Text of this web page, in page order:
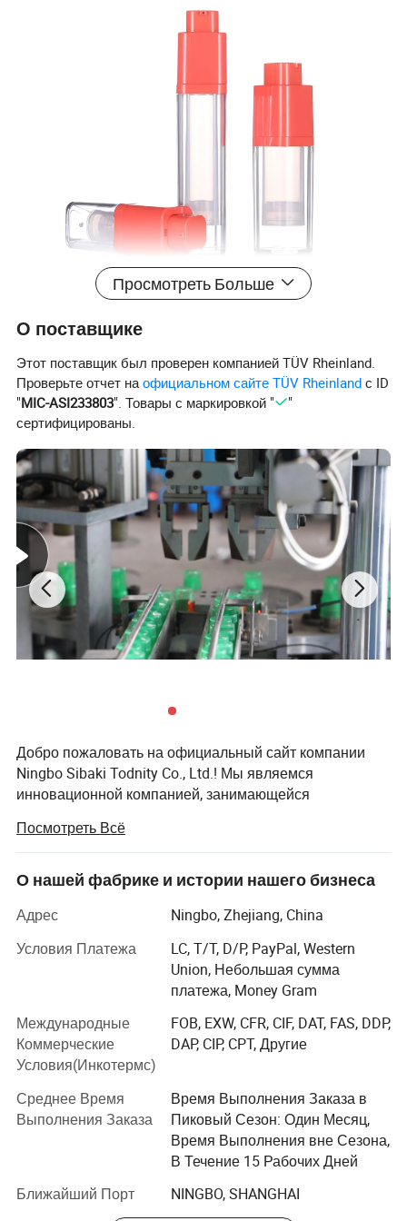
Просмотреть Больше
О поставщике
Этот поставщик был проверен компанией TÜV Rheinland.
Проверьте отчет наофициальном сайте TÜV Rheinland с ID
"MIC-ASI233803". Товары с маркировкой "
"
сертифицированы.
Добро пожаловать на официальный сайт компании
Ningbo Sibaki Todnity Co., Ltd.! Мы являемся
инновационной компанией, занимающейся
удовлетворения повседневных потребностей. Наша
команда уже более 11 лет работает в отрасли и
обслуживает клиентов более чем в 65 странах. Мы
на рынке недостаточно опыта и номеров клиентов в
отрасли. Мы должны постоянно внедрять инновации и
предоставлять высококачественные продукты и
услуги. Поэтому мы стремимся создавать целый ряд
решений для упаковки товаров повседневного
назначения, от исследований и разработок до
послепродажного обслуживания, предоставляя
клиентам профессиональные, комплексные и
Наши продукты покрывают ежедневные потребности
упаковочные материалы, такие как спусковой
распылитель, насос лосьона, распылитель тумана,
косметическая бутылка и стеклянная бутылка.
Постоянно внедряя передовые технологии и
Посмотреть Всё
О нашей фабрике и истории нашего бизнеса
Адрес
Ningbo, Zhejiang, China
Условия Платежа
LC, T/T, D/P, PayPal, Western
Union, Небольшая сумма
платежа, Money Gram
Международные
Коммерческие
Условия(Инкотермс)
FOB, EXW, CFR, CIF, DAT, FAS, DDP,
DAP, CIP, CPT, Другие
Среднее Время
Выполнения Заказа
Время Выполнения Заказа в
Пиковый Сезон: Один Месяц,
Время Выполнения вне Сезона,
В Течение 15 Рабочих Дней
Ближайший Порт
NINGBO, SHANGHAI